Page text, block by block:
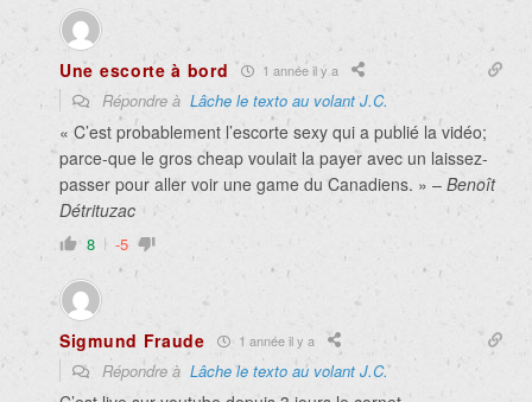
Une escorte à bord 1 année il y a
Répondre à Lâche le texto au volant J.C.
« C’est probablement l’escorte sexy qui a publié la vidéo;
parce-que le gros cheap voulait la payer avec un laissez-
passer pour aller voir une game du Canadiens. » – Benoît
Détrituzac
8 -5
Sigmund Fraude 1 année il y a
Répondre à Lâche le texto au volant J.C.